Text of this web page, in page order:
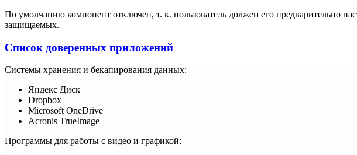
По умолчанию компонент отключен, т. к. пользователь должен его предварительно
защищаемых.
Список доверенных приложений
Системы хранения и бекапирования данных:
Яндекс Диск
Dropbox
Microsoft OneDrive
Acronis TrueImage
Программы для работы с видео и графикой: